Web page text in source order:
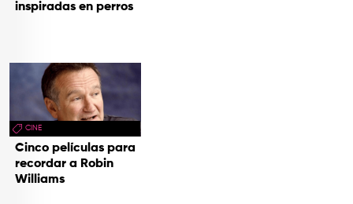
inspiradas en perros
CINE
Cinco películas para
recordar a Robin
Williams